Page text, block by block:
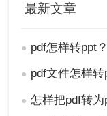
最新文章
● pdf怎样转ppt
● pdf文件怎样
● 怎样把pdf转为